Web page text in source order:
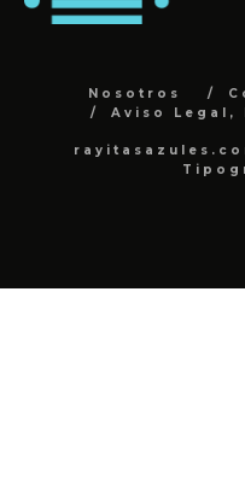
Nosotros
Aviso Legal,